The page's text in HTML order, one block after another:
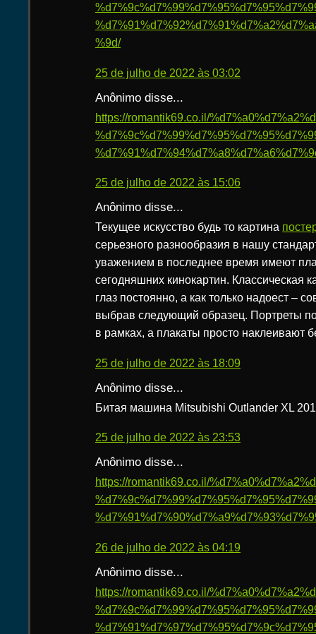
%9d/
25 de julho de 2022 às 03:02
Anônimo disse...
https://romantik69.co.il/
25 de julho de 2022 às 15:06
Anônimo disse...
Текущее искусство будь то картина
серьезного разнообразия в нашу
уважением в последнее время имеют
сегодняшних кинокартин. Классическая
глаз постоянно, а как только надоест –
выбрав следующий образец. Портреты
в рамках, а плакаты просто наклеивают
25 de julho de 2022 às 18:09
Anônimo disse...
Битая машина Mitsubishi Outlander XL
25 de julho de 2022 às 23:53
Anônimo disse...
https://romantik69.co.il/
26 de julho de 2022 às 04:19
Anônimo disse...
https://romantik69.co.il/